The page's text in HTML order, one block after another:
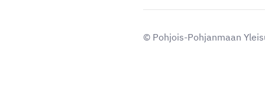
© Pohjois-Pohjanmaan